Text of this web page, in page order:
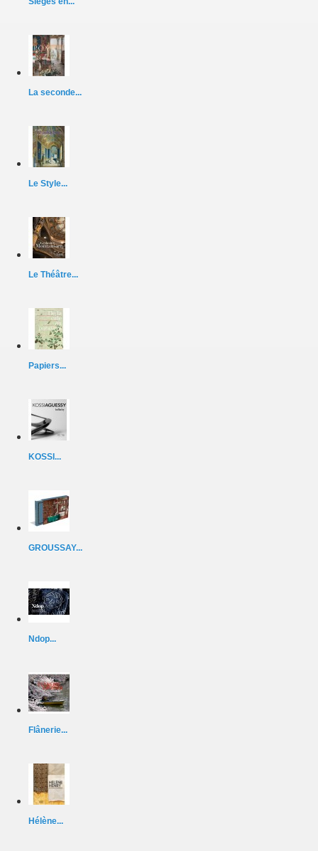
La seconde...
Le Style...
Le Théâtre...
Papiers...
KOSSI...
GROUSSAY...
Ndop...
Flânerie...
Hélène...